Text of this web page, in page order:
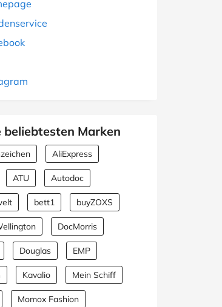
beliebtesten Marken
AliExpress
ATU Autodoc
bett1 buyZOXS
DocMorris
Douglas EMP
Kavalio Mein Schiff
Momox Fashion